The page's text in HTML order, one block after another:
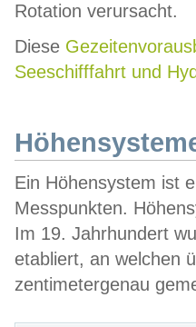
Rotation verursacht.
Diese
Seeschifffahrt und
Ein Höhensystem ist
Messpunkten.
Im 19. Jahrhundert
etabliert, an welchen
zentimetergenau